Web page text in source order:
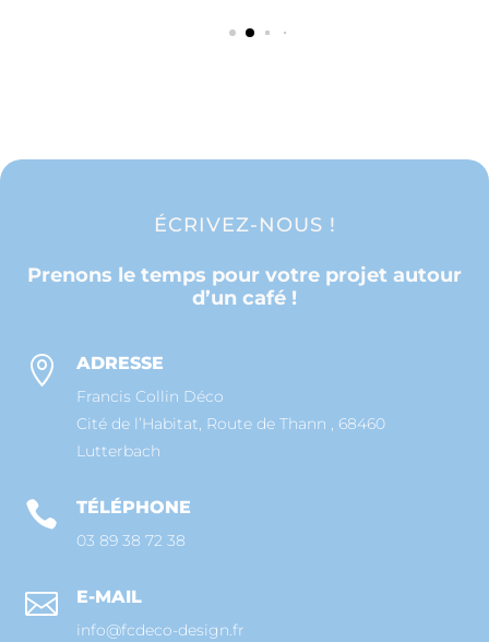
ÉCRIVEZ-NOUS !
Prenons le temps pour votre projet autour
d’un café !
 ADRESSE
Francis Collin Déco
Cité de l’Habitat, Route de Thann , 68460
Lutterbach
 TÉLÉPHONE
03 89 38 72 38
 E-MAIL
info@fcdeco-design.fr